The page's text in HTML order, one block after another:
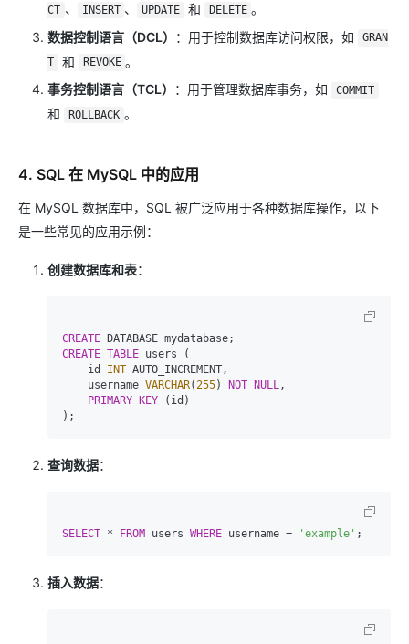
CT 、 INSERT 、 UPDATE 和 DELETE 。
数据控制语言（DCL）
：用于控制数据库访问权限，如
GRAN
T
和 REVOKE 。
事务控制语言（TCL）
：用于管理数据库事务，如 COMMIT
和 ROLLBACK 。
4. SQL 在 MySQL 中的应用
在 MySQL 数据库中，SQL 被广泛应用于各种数据库操作，以下
是一些常见的应用示例：
创建数据库和表：
CREATE
CREATE TABLE users (
    id
INT AUTO_INCREMENT,
    username
VARCHAR(255) NOT NULL,
PRIMARY KEY (id)
查询数据：
SELECT * FROM users WHERE username = 'example'
插入数据：